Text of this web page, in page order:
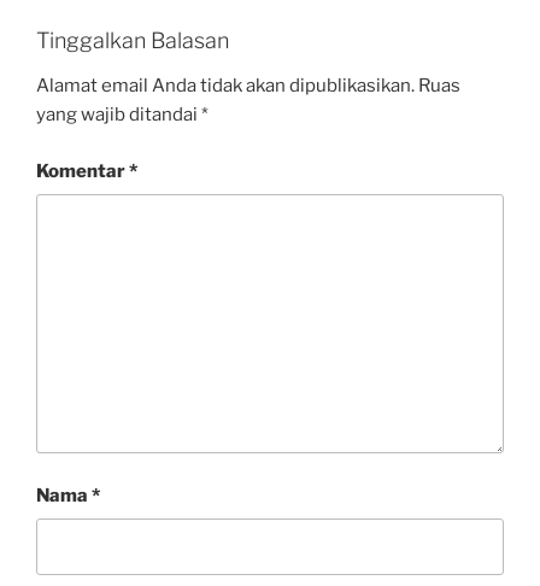
Tinggalkan Balasan
Alamat email Anda tidak akan dipublikasikan. Ruas
yang wajib ditandai *
Komentar*
Nama *